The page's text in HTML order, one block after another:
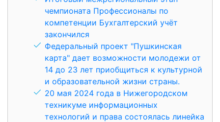
чемпионата Профессионалы по
компетенции Бухгалтерский учёт
закончился
Федеральный проект "Пушкинская
карта" дает возможности молодежи от
14 до 23 лет приобщиться к культурной
и образовательной жизни страны.
20 мая 2024 года в Нижегородском
техникуме информационных
технологий и права состоялась линейка